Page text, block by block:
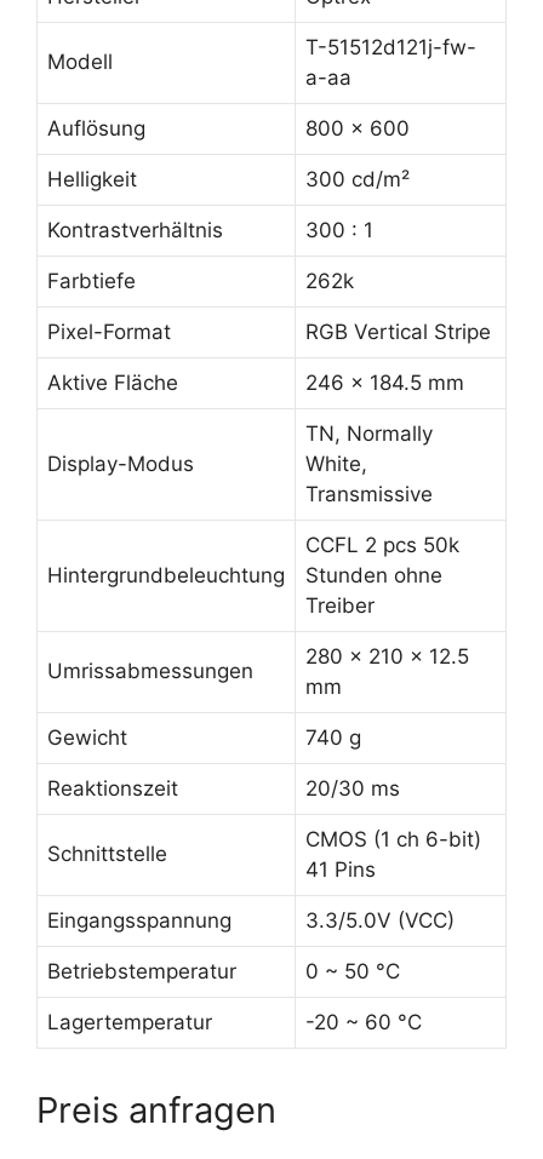
Modell
T-51512d121j-fw-
a-aa
Auflösung 800 x 600
Helligkeit 300 cd/m²
Kontrastverhältnis 300 : 1
Farbtiefe 262k
Pixel-Format RGB Vertical Stripe
Aktive Fläche 246 x 184.5 mm
Display-Modus
TN, Normally
White,
Transmissive
Hintergrundbeleuchtung
CCFL 2 pcs 50k
Stunden ohne
Treiber
Umrissabmessungen
280 x 210 x 12.5
mm
Gewicht 740 g
Reaktionszeit 20/30 ms
Schnittstelle
CMOS (1 ch 6-bit)
41 Pins
Eingangsspannung 3.3/5.0V (VCC)
Betriebstemperatur 0 ~ 50 °C
Lagertemperatur -20 ~ 60 °C
Preis anfragen